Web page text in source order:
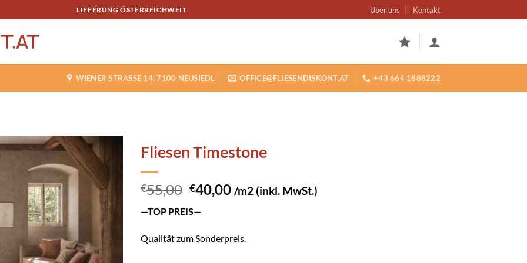
LIEFERUNG ÖSTERREICHWEIT Über uns Kontakt
WIENER STRASSE 14, 7100 NEUSIEDL OFFICE@FLIESENDISKONT.AT +43 664 1888222
SPEICHERN
Fliesen Timestone
€55,00 Ursprünglicher
Preis
war:
€55,00
€40,00Aktueller
€40,00.
/m2 (inkl. MwSt.)
—TOP PREIS—
Qualität zum Sonderpreis.